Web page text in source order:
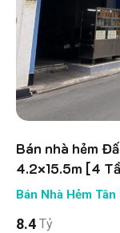
Bán nhà hẻm
4.2×15.5m [4
Bán Nhà Hẻm Tân
8.4 Tỷ